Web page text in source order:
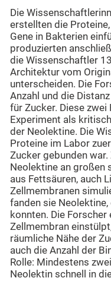
Die
erstellten die
Gene in Bakterien
produzierten
die Wissenschaftler
Architektur vom
unterscheiden. Die
Anzahl und die
für Zucker. Diese
Experiment als
der Neolektine. Die
Proteine im Labor
Zucker gebunden
Neolektine an großen
aus Fettsäuren, auch
Zellmembranen
fanden sie
konnten. Die
Zellmembran
räumliche Nähe der
auch die Anzahl der
Rolle: Mindestens
Neolektin schnell in